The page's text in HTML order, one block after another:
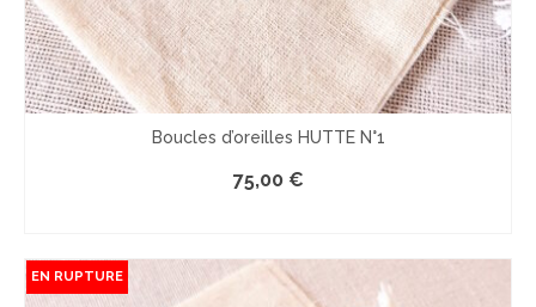
Boucles d’oreilles HUTTE N°1
75,00 €
EN RUPTURE